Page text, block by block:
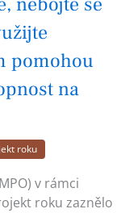
pomohou
na
roku
v rámci
roku zaznělo